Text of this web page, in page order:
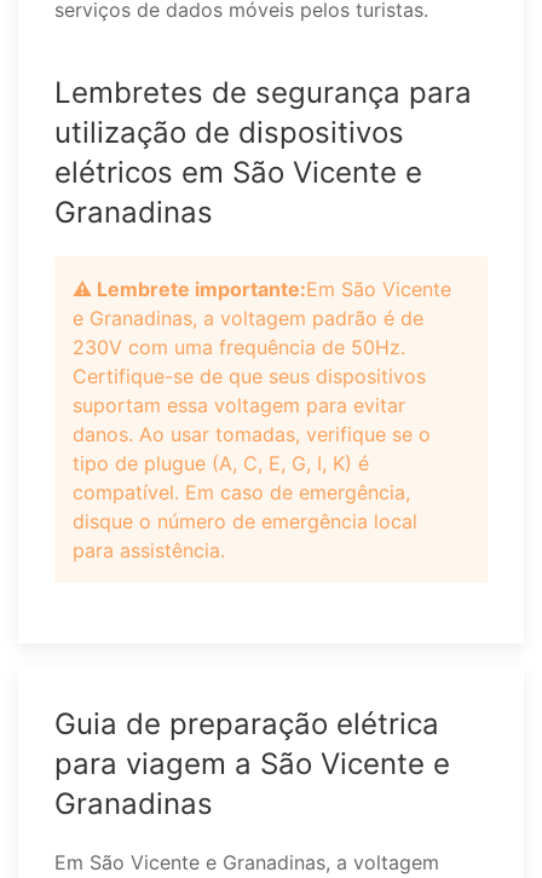
serviços de dados móveis pelos turistas.
Lembretes de segurança para
utilização de dispositivos
elétricos em São Vicente e
Granadinas
⚠️ Lembrete importante:Em São Vicente
e Granadinas, a voltagem padrão é de
230V com uma frequência de 50Hz.
Certifique-se de que seus dispositivos
suportam essa voltagem para evitar
danos. Ao usar tomadas, verifique se o
tipo de plugue (A, C, E, G, I, K) é
compatível. Em caso de emergência,
disque o número de emergência local
para assistência.
Guia de preparação elétrica
para viagem a São Vicente e
Granadinas
Em São Vicente e Granadinas, a voltagem